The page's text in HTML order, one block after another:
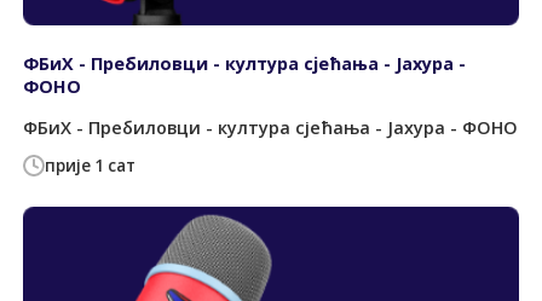
прије 1 сат
ФБиХ - Пребиловци - култура сјећања - Јахура -
ФОНО
ФБиХ - Пребиловци - култура сјећања - Јахура - ФОНО